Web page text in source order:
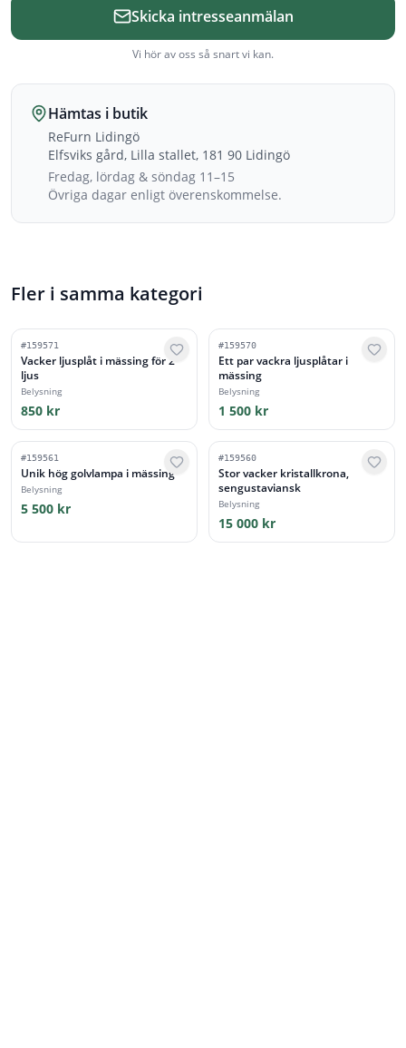
Skicka intresseanmälan
Vi hör av oss så snart vi kan.
Hämtas i butik
ReFurn Lidingö
Elfsviks gård, Lilla stallet, 181 90 Lidingö
Fredag, lördag & söndag 11–15
Övriga dagar enligt överenskommelse.
Fler i samma kategori
#159571
Vacker ljusplåt i mässing för 2
ljus
Belysning
850 kr
#159570
Ett par vackra ljusplåtar i
mässing
Belysning
1 500 kr
#159561
Unik hög golvlampa i mässing
Belysning
5 500 kr
#159560
Stor vacker kristallkrona,
sengustaviansk
Belysning
15 000 kr